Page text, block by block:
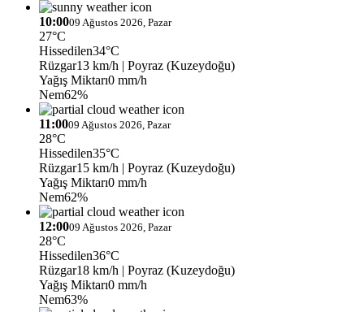
10:0009 Ağustos 2026, Pazar
27°C
Hissedilen34°C
Rüzgar13 km/h | Poyraz (Kuzeydoğu)
Yağış Miktarı0 mm/h
Nem62%
11:0009 Ağustos 2026, Pazar
28°C
Hissedilen35°C
Rüzgar15 km/h | Poyraz (Kuzeydoğu)
Yağış Miktarı0 mm/h
Nem62%
12:0009 Ağustos 2026, Pazar
28°C
Hissedilen36°C
Rüzgar18 km/h | Poyraz (Kuzeydoğu)
Yağış Miktarı0 mm/h
Nem63%